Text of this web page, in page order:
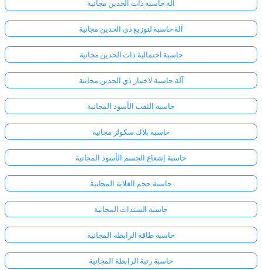
لا
توجد
أسئلة
اطرح
سؤالك
الأول
آلة حاسبة ذات الحدين مجانية
آلة حاسبة لتوزيع ذي الحدين مجانية
حاسبة احتمالية ذات الحدين مجانية
آلة حاسبة لاختبار ذي الحدين مجانية
حاسبة الثقب الأسود المجانية
حاسبة بلاك سكولز مجانية
حاسبة إشعاع الجسم الأسود المجانية
حاسبة حجم الغلاية المجانية
حاسبة السندات المجانية
حاسبة طاقة الرابطة المجانية
حاسبة رتبة الرابطة المجانية